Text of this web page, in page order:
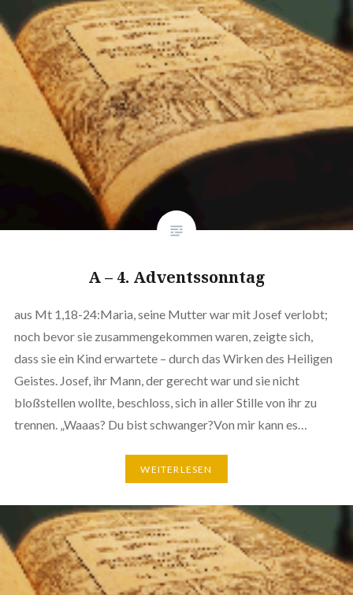
A – 4. Adventssonntag
aus Mt 1,18-24:Maria, seine Mutter war mit Josef verlobt;
noch bevor sie zusammengekommen waren, zeigte sich,
dass sie ein Kind erwartete – durch das Wirken des Heiligen
Geistes. Josef, ihr Mann, der gerecht war und sie nicht
bloßstellen wollte, beschloss, sich in aller Stille von ihr zu
trennen. „Waaas? Du bist schwanger?Von mir kann es…
WEITERLESEN